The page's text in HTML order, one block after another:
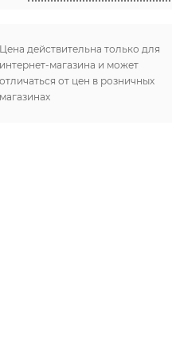
Цена действительна только для
интернет-магазина и может
отличаться от цен в розничных
магазинах